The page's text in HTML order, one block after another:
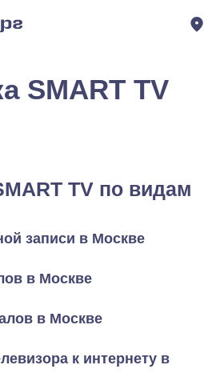
SMART TV
TV по видам
записи в Москве
в Москве
в Москве
к интернету в